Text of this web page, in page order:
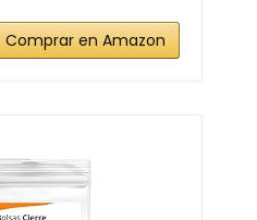
Comprar en Amazon